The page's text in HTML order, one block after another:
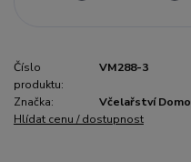
Číslo
produktu:
VM288-3
Značka:
Včelařství
Hlídat cenu / dostupnost